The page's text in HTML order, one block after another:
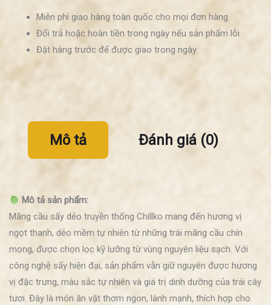
Miễn phí giao hàng toàn quốc cho mọi đơn hàng
Đổi trả hoặc hoàn tiền trong ngày nếu sản phẩm lỗi
Đặt hàng trước để được giao trong ngày
Mô tả Đánh giá (0)
Mô tả sản phẩm:
Mãng cầu sấy dẻo truyền thống Chillko mang đến hương vị
ngọt thanh, dẻo mềm tự nhiên từ những trái mãng cầu chín
mọng, được chọn lọc kỹ lưỡng từ vùng nguyên liệu sạch. Với
công nghệ sấy hiện đại, sản phẩm vẫn giữ nguyên được hương
vị đặc trưng, màu sắc tự nhiên và giá trị dinh dưỡng của trái cây
tươi. Đây là món ăn vặt thơm ngon, lành mạnh, thích hợp cho